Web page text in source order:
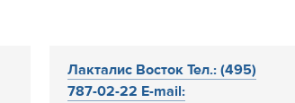
Лакталис Восток Тел.: (495)
787-02-22 E-mail: